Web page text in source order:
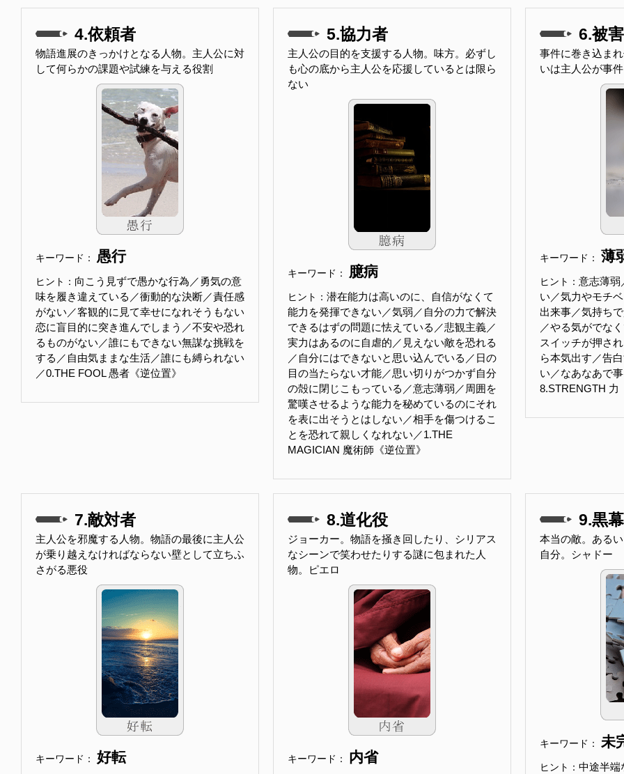
4.依頼者
物語進展のきっかけとなる人物。主人公に対
して何らかの課題や試練を与える役割
キーワード： 愚行
ヒント： 向こう見ずで愚かな行為／勇気の意
味を履き違えている／衝動的な決断／責任感
がない／客観的に見て幸せになれそうもない
恋に盲目的に突き進んでしまう／不安や恐れ
るものがない／誰にもできない無謀な挑戦を
する／自由気ままな生活／誰にも縛られない
／0.THE FOOL 愚者《逆位置》
5.協力者
主人公の目的を支援する人物。味方。必ずし
も心の底から主人公を応援しているとは限ら
ない
キーワード： 臆病
ヒント： 潜在能力は高いのに、自信がなくて
能力を発揮できない／気弱／自分の力で解決
できるはずの問題に怯えている／悲観主義／
実力はあるのに自虐的／見えない敵を恐れる
／自分にはできないと思い込んでいる／日の
目の当たらない才能／思い切りがつかず自分
の殻に閉じこもっている／意志薄弱／周囲を
驚嘆させるような能力を秘めているのにそれ
を表に出そうとはしない／相手を傷つけるこ
とを恐れて親しくなれない／1.THE
MAGICIAN 魔術師《逆位置》
6.被
事件に巻き込ま
いは主人公が事
キーワード： 薄
ヒント： 意志薄弱
い／気力やモチ
出来事／気持ち
／やる気がでな
スイッチが押さ
ら本気出す／告
い／なあなあで
8.STRENGTH 力
7.敵対者
主人公を邪魔する人物。物語の最後に主人公
が乗り越えなければならない壁として立ちふ
さがる悪役
キーワード： 好転
8.道化役
ジョーカー。物語を掻き回したり、シリアス
なシーンで笑わせたりする謎に包まれた人
物。ピエロ
キーワード： 内省
9.黒幕
本当の敵。ある
自分。シャドー
キーワード： 未
ヒント： 中途半端